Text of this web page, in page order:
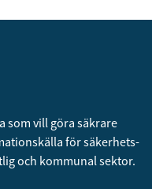
som vill göra säkrare
för säkerhets­
och kommunal sektor.